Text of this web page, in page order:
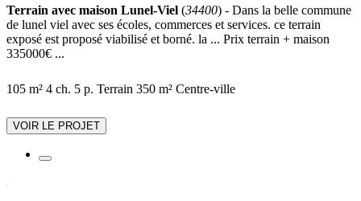
Terrain avec maison Lunel-Viel (34400) - Dans la belle commune
de lunel viel avec ses écoles, commerces et services. ce terrain
exposé est proposé viabilisé et borné. la ... Prix terrain + maison
335000€ ...
105 m² 4 ch. 5 p. Terrain 350 m² Centre-ville
VOIR LE PROJET